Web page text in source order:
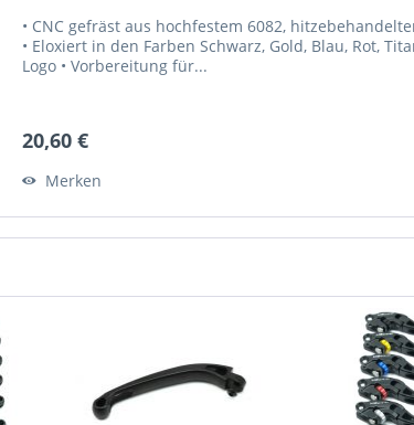
• CNC gefräst aus hochfestem 6082,
• Eloxiert in den Farben Schwarz, Gold, Blau, Rot,
Logo • Vorbereitung für...
20,60 €
Merken